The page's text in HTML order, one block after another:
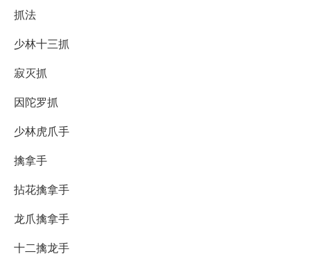
抓法
少林十三抓
寂灭抓
因陀罗抓
少林虎爪手
擒拿手
拈花擒拿手
龙爪擒拿手
十二擒龙手